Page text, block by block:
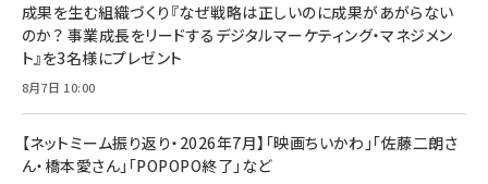
成果を生む組織づくり『なぜ戦略は正しいのに成果があがらない
のか？ 事業成長をリードするデジタルマーケティング・マネジメン
ト』を3名様にプレゼント
8月7日 10:00
【ネットミーム振り返り・2026年7月】「映画ちいかわ」「佐藤二朗さ
ん・橋本愛さん」「POPOPO終了」など